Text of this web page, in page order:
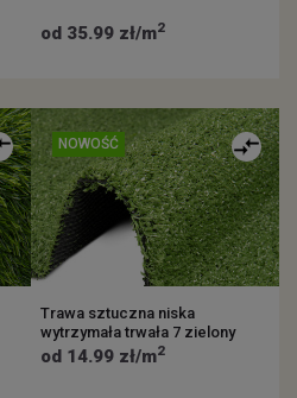
od 35.99 zł/m2
NOWOŚĆ
Trawa sztuczna niska
wytrzymała trwała 7 zielony
od 14.99 zł/m2